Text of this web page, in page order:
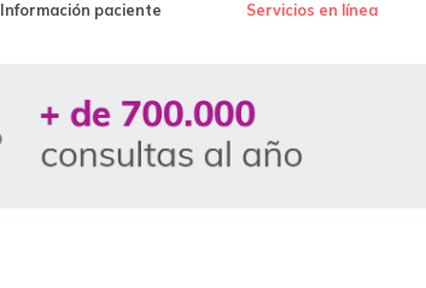
Información paciente Servicios en línea